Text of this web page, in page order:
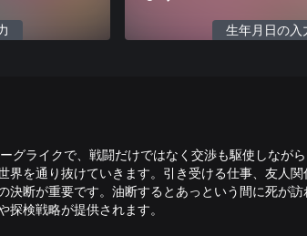
生年月日の入
グライクで、戦闘だけではなく交渉も駆使しなが
界を通り抜けていきます。引き受ける仕事、友人
決断が重要です。油断するとあっという間に死が訪
検戦略が提供されます。